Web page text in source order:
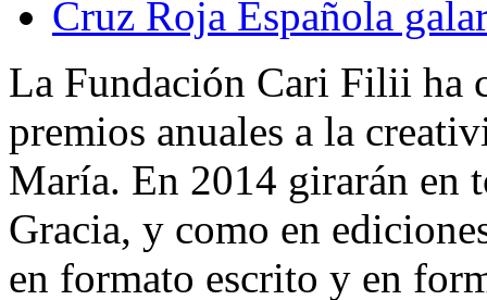
Cruz Roja Española
La Fundación Cari Filii ha
premios anuales a la
María. En 2014 girarán en
Gracia, y como en
en formato escrito y en